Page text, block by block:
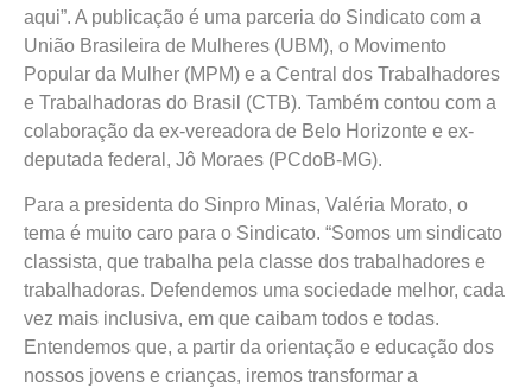
aqui”. A publicação é uma parceria do Sindicato com a
União Brasileira de Mulheres (UBM), o Movimento
Popular da Mulher (MPM) e a Central dos Trabalhadores
e Trabalhadoras do Brasil (CTB). Também contou com a
colaboração da ex-vereadora de Belo Horizonte e ex-
deputada federal, Jô Moraes (PCdoB-MG).
Para a presidenta do Sinpro Minas, Valéria Morato, o
tema é muito caro para o Sindicato. “Somos um sindicato
classista, que trabalha pela classe dos trabalhadores e
trabalhadoras. Defendemos uma sociedade melhor, cada
vez mais inclusiva, em que caibam todos e todas.
Entendemos que, a partir da orientação e educação dos
nossos jovens e crianças, iremos transformar a